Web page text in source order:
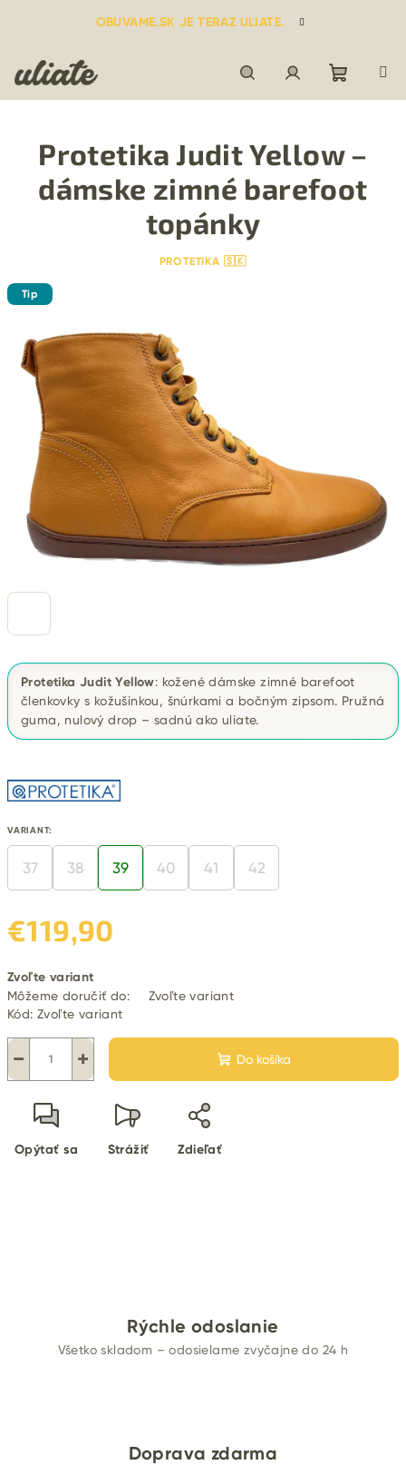
OBUVAME.SK JE TERAZ ULIATE.
HľadaťPrihlásenie
košík
Protetika Judit Yellow: kožené dámske zimné barefoot
členkovky s kožušinkou, šnúrkami a bočným zipsom. Pružná
guma, nulový drop – sadnú ako uliate.
VARIANT:
37 38 39 40 41 42
€119,90
cena:
Zvoľte variant
Môžeme doručiť do:
Zvoľte variant
Kód: Zvoľte variant
+
− Do košíka
Opýtať sa Strážiť Zdieľať
Protetika Judit Yellow –
dámske zimné barefoot
topánky
PROTETIKA 🇸🇰
Tip
Rýchle odoslanie
Všetko skladom – odosielame zvyčajne do 24 h
Doprava zdarma